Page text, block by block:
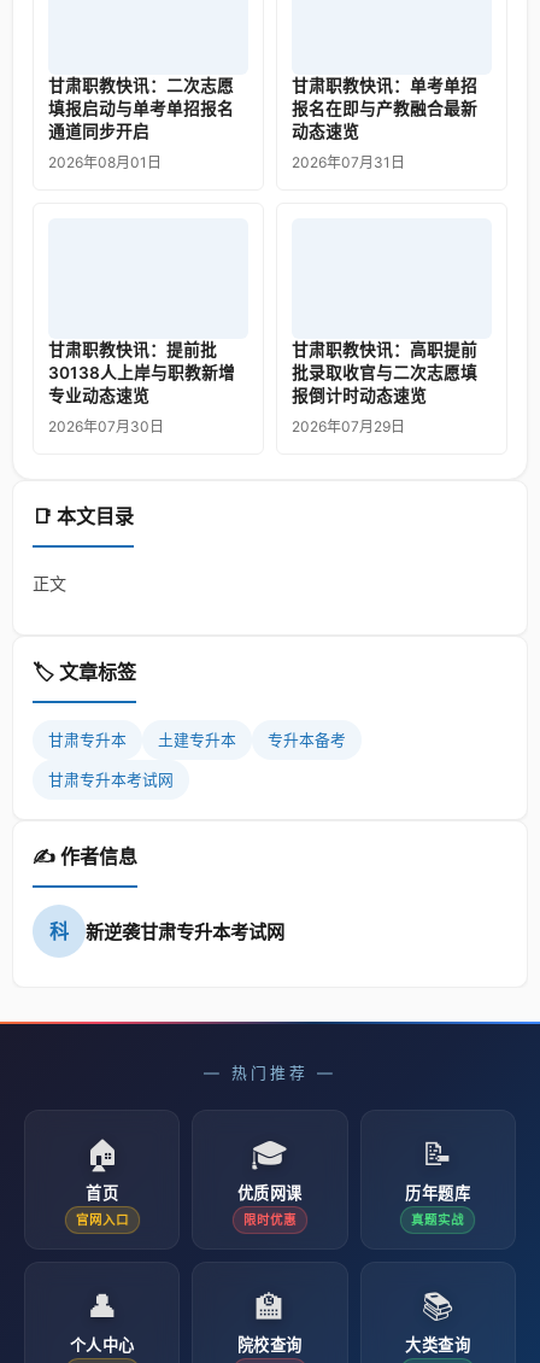
📑 本文目录
正文
🏷️ 文章标签
甘肃专升本 土建专升本 专升本备考
甘肃专升本考试网
✍️ 作者信息
科 新逆袭甘肃专升本考试网
甘肃职教快讯：二次志愿
填报启动与单考单招报名
通道同步开启
2026年08月01日
甘肃职教快讯：单考单招
报名在即与产教融合最新
动态速览
2026年07月31日
甘肃职教快讯：提前批
30138人上岸与职教新增
专业动态速览
2026年07月30日
甘肃职教快讯：高职提前
批录取收官与二次志愿填
报倒计时动态速览
2026年07月29日
— 热门推荐 —
🏠
首页
官网入口
🎓
优质网课
限时优惠
📝
历年题库
真题实战
👤
个人中心
🏫
院校查询
📚
大类查询